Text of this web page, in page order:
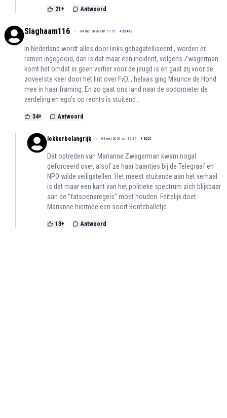
21 + Antwoord
Slaghaam116 04 mei 2026 om 11:15 + 62490
In Nederland wordt alles door links gebagatelliseerd , worden er
ramen ingegooid, dan is dat maar een incident, volgens Zwagerman
komt het omdat er geen vertier voor de jeugd is en gaat zij voor de
zoveelste keer door het lint over FvD. , helaas ging Maurice de Hond
mee in haar framing. En zo gaat ons land naar de sodomieter de
verdeling en ego’s op rechts is stuitend ,
34+ Antwoord
lekkerbelangrijk 04 mei 2026 om 12:15 + 8221
Dat optreden van Marianne Zwagerman kwam nogal
geforceerd over, alsof ze haar baantjes bij de Telegraaf en
NPO wilde veiligstellen. Het meest stuitende aan het verhaal
is dat maar een kant van het politieke spectrum zich blijkbaar
aan de "fatsoensregels" moet houden. Feitelijk doet
Marianne hiermee een soort Bonteballetje.
13+ Antwoord